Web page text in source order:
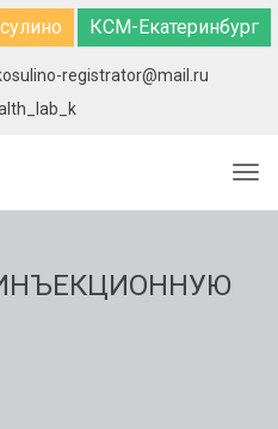
КСМ-Екатеринбург
registrator@mail.ru